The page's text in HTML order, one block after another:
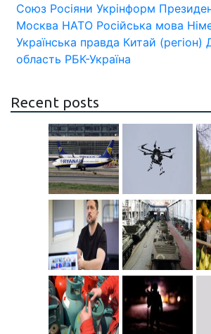
Союз Росіяни Укрінформ
Москва НАТО Російська мова
Українська правда Китай (регіон)
область РБК-Україна
Recent posts